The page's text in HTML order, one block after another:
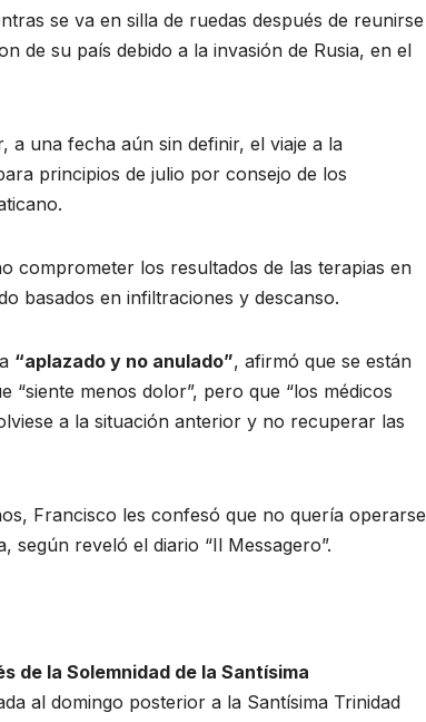
se va en silla de ruedas después de reunirse
de su país debido a la invasión de Rusia, en el
a una fecha aún sin definir, el viaje a la
principios de julio por consejo de los
comprometer los resultados de las terapias en
basados en infiltraciones y descanso.
“aplazado y no anulado”, afirmó que se están
menos dolor”, pero que “los médicos
a la situación anterior y no recuperar las
Francisco les confesó que no quería operarse
reveló el diario “Il Messagero”.
de la Solemnidad de la Santísima
al domingo posterior a la Santísima Trinidad